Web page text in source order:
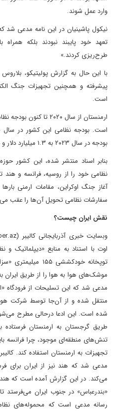
وارد عمل شوند.
نیکول پاشینیان در این نامه مدعی شد
تعهد خود پایبند نبودند بلکه همراه
طرح‌ریزی کردند.»
پیشرفته و همچنین تجهیزات جنگ
است.
ارمنستان از سال ۲۰۲۰ تا
بودجه در سال ۲۰۲۳ به ۱.۳ میلیارد دلار و در سال ۲۰۲۴ به ۱.۴ میلیارد دلار رسید.
بنابر اسناد منتشر شده، این کشور
نظامی خود را از روسیه، فرانسه و
آغاز جنگ اوکراین، مقامات ارمنی
سفارشات نظامی تحویل آن‌ها را عقب
نقش ایران چیست؟
اوت با استناد به منابع
توپخانه خودکششی
موشک‌های هوا به هوا را از طریق ایران
مدعی شد که این تسلیحات از فرودگاه
منتقل شده و از آن‌جا توسط شرکت
شده است. این ادعا درحالی مطرح
طریق گرجستان به ارمنستان فرستاده
تنش‌های منطقه‌ای موجود، چرا فرانسه
مدعی شد که هند نیز از ایران برای
می‌کند. در این گزارش آمده است که
«بندرعباس» در جنوب ایران می‌فرستد
رسانه مدعی است که محموله‌های